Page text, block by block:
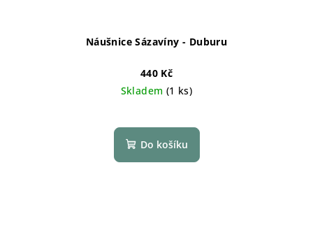
Náušnice Sázavíny - Duburu
440 Kč
Skladem (1 ks)
Do košíku